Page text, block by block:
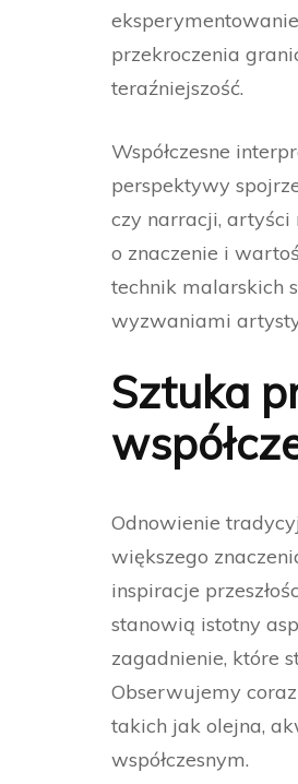
przekroczenia
teraźniejszość.
Współczesne
perspektywy
czy narracji, artyści
o znaczenie i
technik malarskich
wyzwaniami
Sztuka
Odnowienie
większego
inspiracje
stanowią istotny
zagadnienie, które
Obserwujemy
takich jak olejna,
współczesnym.